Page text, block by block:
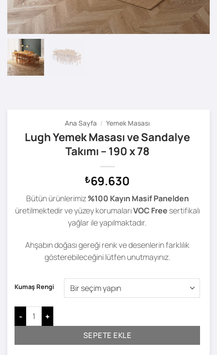
Ana Sayfa / Yemek Masası
Lugh Yemek Masası ve Sandalye
Takımı – 190 x 78
₺69.630
Bütün ürünlerimiz%100 Kayın Masif Panelden
üretilmektedir ve yüzey korumalarıVOC Free sertifikalı
yağlar ile yapılmaktadır.
Ahşabın doğası gereği renk ve desenlerin farklılık
gösterebileceğini lütfen unutmayınız.
Kumaş Rengi
Lugh Yemek Masası ve Sandalye Takımı - 190 x 78 adet
SEPETE EKLE